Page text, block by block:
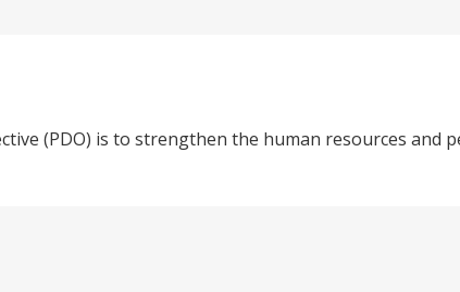
(PDO) is to strengthen the human resources and